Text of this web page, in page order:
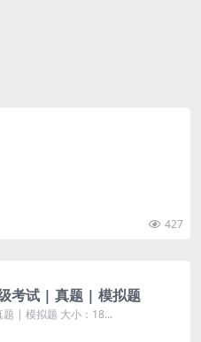
427
考试 | 真题 | 模拟题
| 模拟题 大小：18...